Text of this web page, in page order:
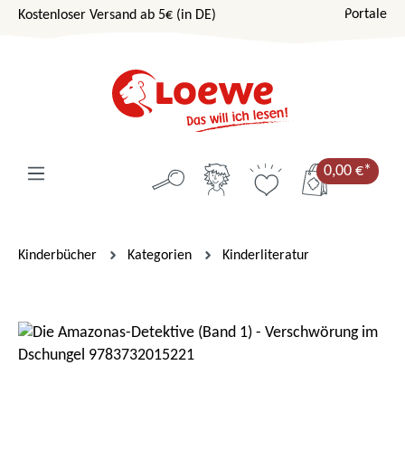
Zum Hauptinhalt springen
Kostenloser Versand ab 5€ (in DE) Portale
0,00 €*
Kinderbücher Kategorien Kinderliteratur
Bildergalerie überspringen